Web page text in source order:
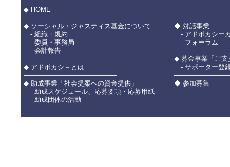
◆ HOME
――――――――――――――
◆ ソーシャル・ジャスティス基金について
- 組織・規約
- 委員・事務局
- 会計報告
――――――――――――――
◆ アドボカシ－とは
――――――――――――――
◆ 助成事業「社会提案への資金提供」
- 助成スケジュール、応募要項・応募用紙
- 助成団体の活動
◆ 対話事業
- アドボカシー
- フォーラム
◆ 募金事業「ご支
- サポーター登
◆ 参加募集